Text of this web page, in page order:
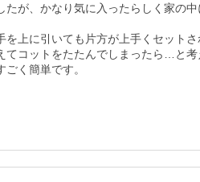
たが、かなり気に入ったらしく家の
を上に引いても片方が上手くセット
てコットをたたんでしまったら…と考
く簡単です。